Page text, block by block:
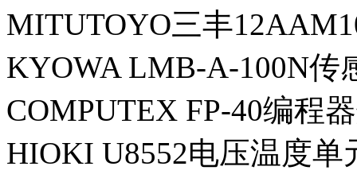
MITUTOYO三丰
KYOWA LMB-A-100N传
COMPUTEX FP-40编程
HIOKI U8552电压温度单